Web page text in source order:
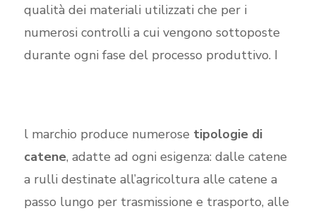
qualità dei materiali utilizzati che per i
numerosi controlli a cui vengono sottoposte
durante ogni fase del processo produttivo. I
l marchio produce numerose tipologie di
catene, adatte ad ogni esigenza: dalle catene
a rulli destinate all’agricoltura alle catene a
passo lungo per trasmissione e trasporto, alle